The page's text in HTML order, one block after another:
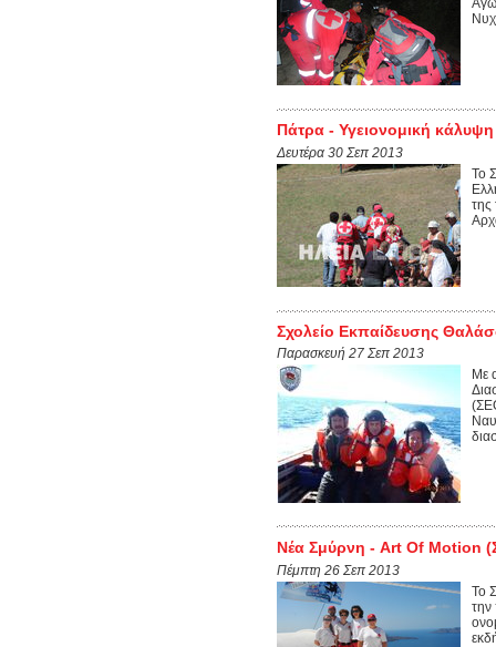
Πάτρα - Υγειονομική
Δευτέρα 30 Σεπ 2013
Το
της
Σχολείο Εκπαίδευσης
Παρασκευή 27 Σεπ 2013
Με
Νέα Σμύρνη - Art Of Motion
Πέμπτη 26 Σεπ 2013
Το
την